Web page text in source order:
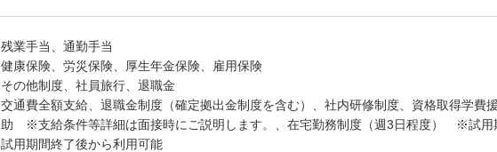
残業手当、通勤手当
健康保険、労災保険、厚生年金保険、雇用保険
その他制度、社員旅行、退職金
交通費全額支給、退職金制度（確定拠出金制度を含む）、社内研修制度、資格取得学費
助 ※支給条件等詳細は面接時にご説明します。、在宅勤務制度（週3日程度） ※試
試用期間終了後から利用可能